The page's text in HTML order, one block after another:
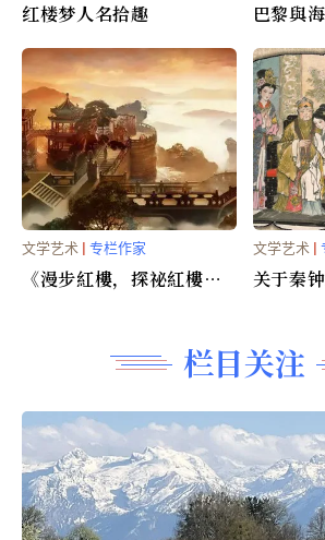
红楼梦人名拾趣 巴黎與
文学艺术 | 专栏作家
《漫步紅樓，探祕紅樓》
文学艺术 |
关于秦
栏目关注